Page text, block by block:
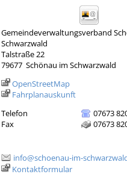
Gemeindeverwaltungsverband
Schwarzwald
Talstraße 22
79677 Schönau im Schwarzwald
OpenStreetMap
Fahrplanauskunft
Telefon
07673
Fax
07673
info@schoenau-im-
Kontaktformular